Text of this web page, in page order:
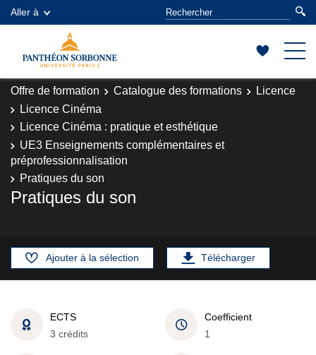
Aller à
Offre de formation Catalogue des formations
Licence
Licence Cinéma
Licence Cinéma : pratique et esthétique
UE3 Enseignements complémentaires et
préprofessionnalisation
Pratiques du son
Pratiques du son
Ajouter à la sélection Télécharger
ECTS
3 crédits
Coefficient
1